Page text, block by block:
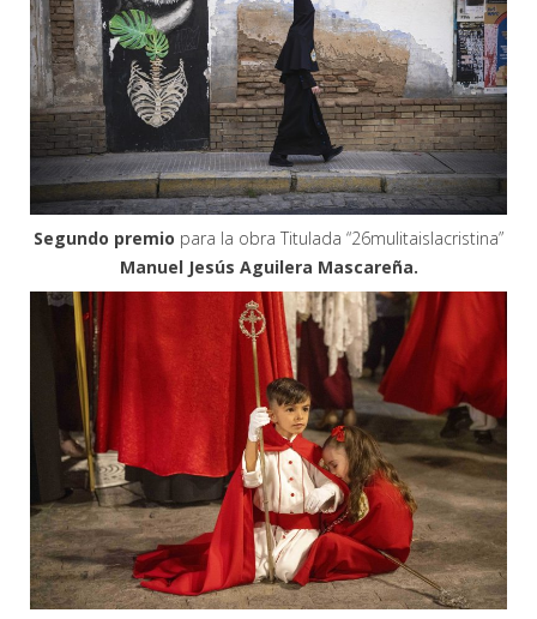
Segundo premio para la obra Titulada “26mulitaislacristina”
Manuel Jesús Aguilera Mascareña.